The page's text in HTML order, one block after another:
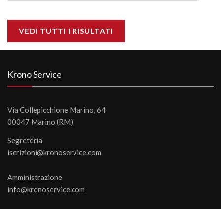
VEDI TUTTI I RISULTATI
Krono Service
Via Collepicchione Marino, 64
00047 Marino (RM)
Segreteria
iscrizioni@kronoservice.com
Amministrazione
info@kronoservice.com